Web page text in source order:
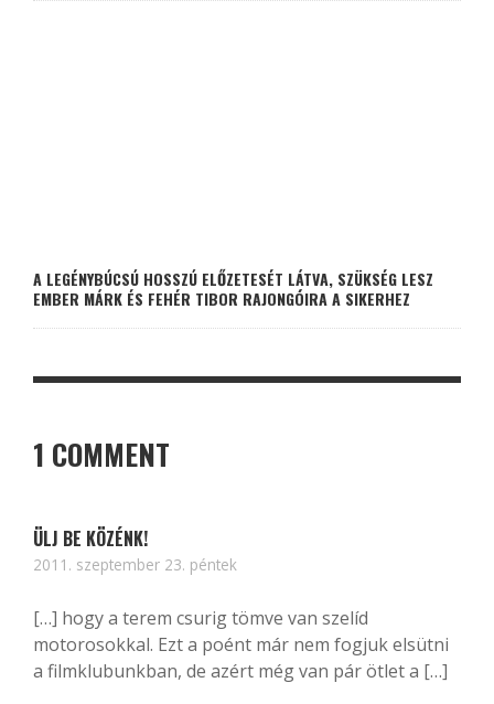
A LEGÉNYBÚCSÚ HOSSZÚ ELŐZETESÉT LÁTVA, SZÜKSÉG LESZ
EMBER MÁRK ÉS FEHÉR TIBOR RAJONGÓIRA A SIKERHEZ
1 COMMENT
ÜLJ BE KÖZÉNK!
2011. szeptember 23. péntek
[…] hogy a terem csurig tömve van szelíd
motorosokkal. Ezt a poént már nem fogjuk elsütni
a filmklubunkban, de azért még van pár ötlet a […]